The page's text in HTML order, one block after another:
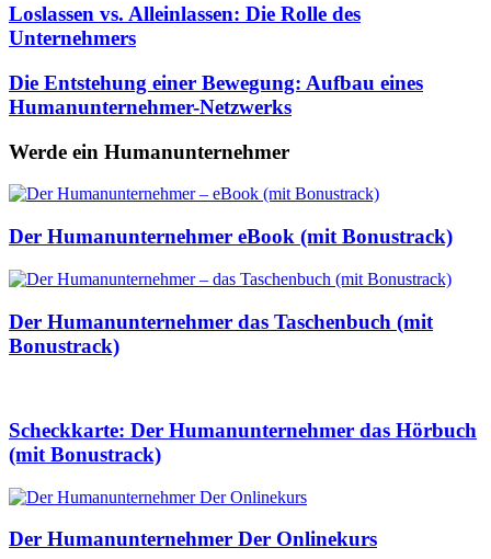
Loslassen vs. Alleinlassen: Die Rolle des
Unternehmers
Die Entstehung einer Bewegung: Aufbau eines
Humanunternehmer-Netzwerks
Werde ein Humanunternehmer
Der Humanunternehmer eBook (mit Bonustrack)
Der Humanunternehmer das Taschenbuch (mit
Bonustrack)
Scheckkarte: Der Humanunternehmer das Hörbuch
(mit Bonustrack)
Der Humanunternehmer Der Onlinekurs